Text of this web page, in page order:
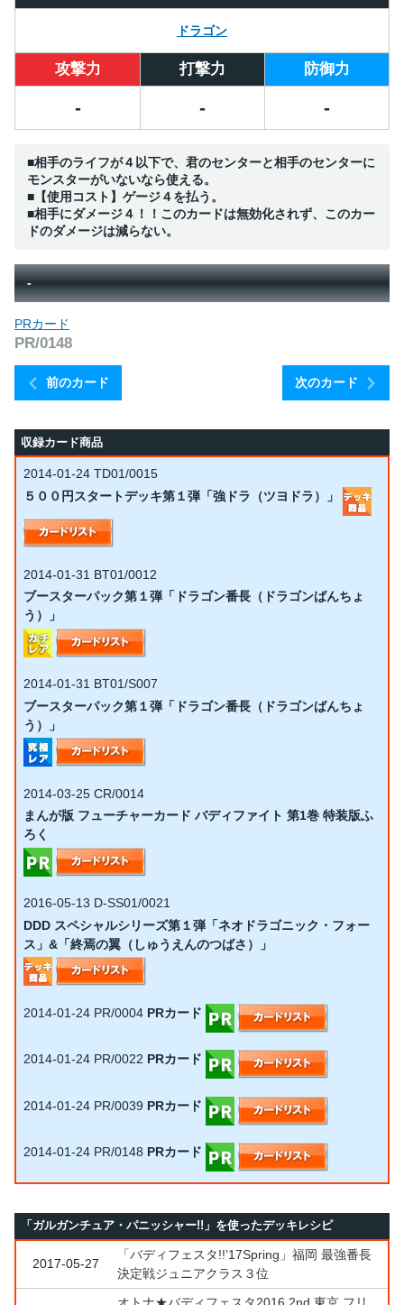
ドラゴン
攻撃力 打撃力 防御力
- - -
■相手のライフが４以下で、君のセンターと相手のセンターに
モンスターがいないなら使える。
■【使用コスト】ゲージ４を払う。
■相手にダメージ４！！このカードは無効化されず、このカー
ドのダメージは減らない。
-
前のカード
PRカード
PR/0148
次のカード
収録カード商品
2014-01-24 TD01/0015
５００円スタートデッキ第１弾「強ドラ（ツヨドラ）」
2014-01-31 BT01/0012
ブースターパック第１弾「ドラゴン番長（ドラゴンばんちょ
う）」
2014-01-31 BT01/S007
ブースターパック第１弾「ドラゴン番長（ドラゴンばんちょ
う）」
2014-03-25 CR/0014
まんが版 フューチャーカード バディファイト 第1巻 特装版ふ
ろく
2016-05-13 D-SS01/0021
DDD スペシャルシリーズ第１弾「ネオドラゴニック・フォー
ス」&「終焉の翼（しゅうえんのつばさ）」
2014-01-24 PR/0004 PRカード
2014-01-24 PR/0022 PRカード
2014-01-24 PR/0039 PRカード
2014-01-24 PR/0148 PRカード
「ガルガンチュア・パニッシャー!!」を使ったデッキレシピ
2017-05-27
「バディフェスタ!!’17Spring」福岡 最強番長
決定戦ジュニアクラス３位
オトナ★バディフェスタ2016 2nd 東京 フリ